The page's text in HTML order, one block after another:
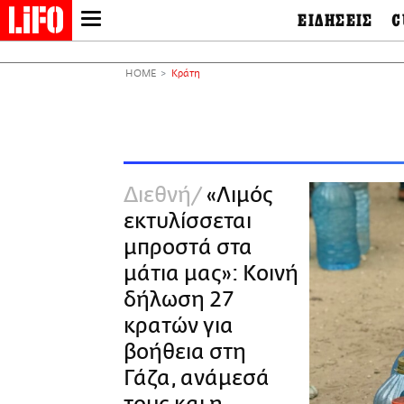
NEWSLETTER
ΑΜΠΑ
PRINT
ΕΙΔΗΣΕΙΣ
TV & Media
Tech &
Science
European Lifo
&
HOME Κράτη
Διεθνή
«Λιμός
εκτυλίσσεται
μπροστά στα
μάτια μας»: Κοινή
δήλωση 27
κρατών για
βοήθεια στη
Γάζα, ανάμεσά